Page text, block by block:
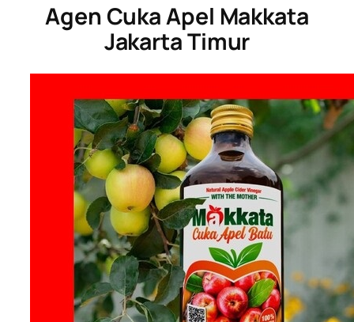
Agen Cuka Apel Makkata
Jakarta Timur